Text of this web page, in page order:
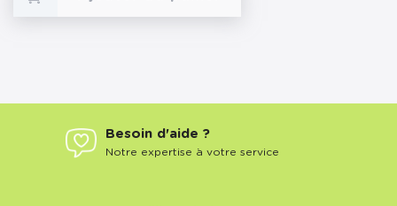
Besoin d'aide ?
Notre expertise à votre service